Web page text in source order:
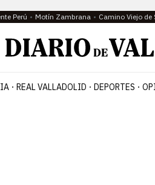
Perú Motín Zambrana Camino Viejo
REAL VALLADOLID DEPORTES